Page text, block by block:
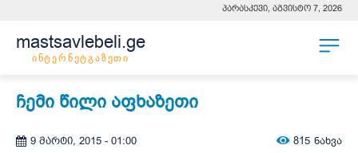
პარასკევი, აგვისტო 7, 2026
mastsavlebeli.ge
ინტერნეტგაზეთი
ჩემი წილი აფხაზეთი
9 მარტი, 2015 - 01:00 815 ნახვა